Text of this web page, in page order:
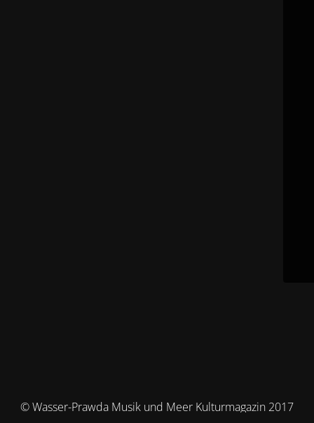
© Wasser-Prawda Musik und Meer Kulturmagazin 2017